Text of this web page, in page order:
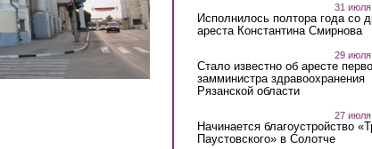
31
Исполнилось полтора года со
ареста Константина Смирнова
29
Стало известно об аресте
замминистра здравоохранения
Рязанской области
27
Начинается благоустройство
Паустовского» в Солотче